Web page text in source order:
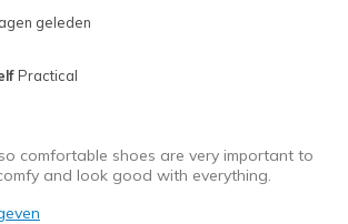
geleden
Practical
comfortable shoes are very important to
and look good with everything.